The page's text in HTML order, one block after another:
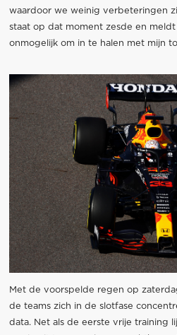
waardoor we weinig verbeteringen
staat op dat moment zesde en
onmogelijk om in te halen met mijn
Met de voorspelde regen op
de teams zich in de slotfase
data. Net als de eerste vrije training